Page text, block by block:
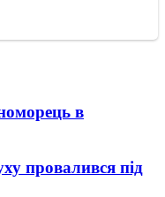
в
провалився під